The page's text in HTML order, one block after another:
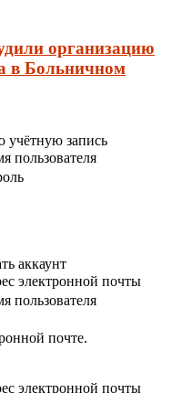
организацию
в Больничном
учётную запись
пользователя
аккаунт
электронной почты
пользователя
почте.
электронной почты